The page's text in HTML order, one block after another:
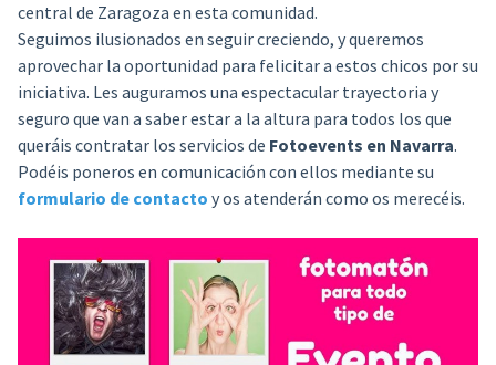
central de Zaragoza en esta comunidad.
Seguimos ilusionados en seguir creciendo, y queremos
aprovechar la oportunidad para felicitar a estos chicos por su
iniciativa. Les auguramos una espectacular trayectoria y
seguro que van a saber estar a la altura para todos los que
queráis contratar los servicios de Fotoevents en Navarra.
Podéis poneros en comunicación con ellos mediante su
formulario de contacto y os atenderán como os merecéis.